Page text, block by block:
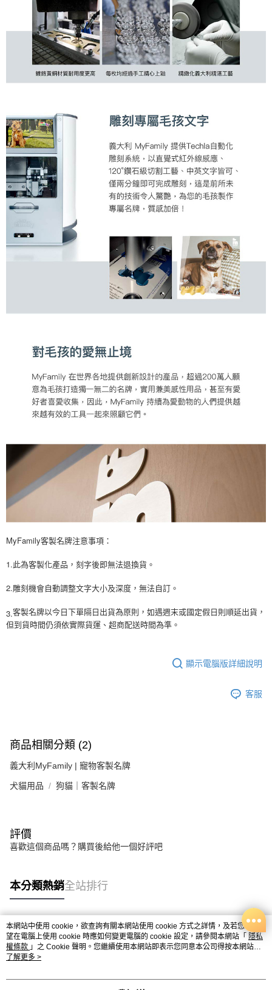
MyFamily客製名牌注意事項：
1.此為客製化產品，刻字後即無法退換貨。
2.雕刻機會自動調整文字大小及深度，無法自訂。
3.客製名牌以今日下單隔日出貨為原則，如遇週末或國定假日則順延出貨，
但到貨時間仍須依實際貨運、超商配送時間為準。
顯示電腦版詳細說明
客服
商品相關分類 (2)
義大利MyFamily | 寵物客製名牌
犬貓用品 狗貓｜客製名牌
評價
喜歡這個商品嗎？購買後給他一個好評吧
本分類熱銷全站排行
熱門標籤
本網站中使用 cookie，欲查詢有關本網站使用 cookie 方式之詳情，及若您不希
望在電腦上使用 cookie 時應如何變更電腦的 cookie 設定，請參閱本網站「 隱私
權條款 」之 Cookie 聲明。您繼續使用本網站即表示您同意本公司得按本網站使
用條款之 Cookie 聲明使用 cookie。
了解更多 >